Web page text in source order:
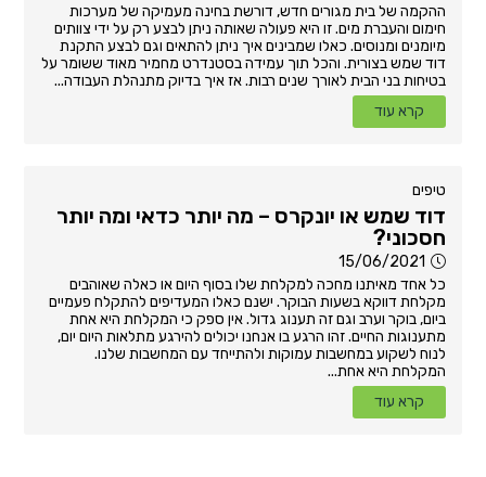
ההקמה של בית מגורים חדש, דורשת בחינה מעמיקה של מערכות
חימום והעברת מים. זו היא פעולה שאותה ניתן לבצע רק על ידי צוותים
מיומנים ומנוסים. כאלו שמבינים איך ניתן להתאים וגם לבצע התקנת
דוד שמש בצורית. והכל תוך עמידה בסטנדרט מחמיר מאוד ששומר על
בטיחות בני הבית לאורך שנים רבות. אז איך בדיוק מתנהלת העבודה...
קרא עוד
טיפים
דוד שמש או יונקרס – מה יותר כדאי ומה יותר
חסכוני?
15/06/2021
כל אחד מאיתנו מחכה למקלחת שלו בסוף היום או כאלה שאוהבים
מקלחת דווקא בשעות הבוקר. ישנם כאלו המעדיפים להתקלח פעמיים
ביום, בוקר וערב וגם זה תענוג גדול. אין ספק כי המקלחת היא אחת
מתענוגות החיים. זהו הרגע בו אנחנו יכולים להירגע מתלאות היום יום,
לנוח לשקוע במחשבות עמוקות ולהתייחד עם המחשבות שלנו.
המקלחת היא אחת...
קרא עוד